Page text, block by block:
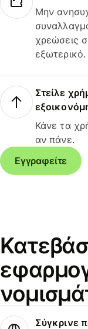
Μην
χρεώσεις
εξωτερικό.
Στείλε
Κάνε τα
αν πάνε.
Εγγραφείτε
Σύγκρινε